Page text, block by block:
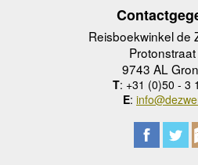
Reisboekwinkel de
9743 AL
T: +31 (0)50 - 3
E: